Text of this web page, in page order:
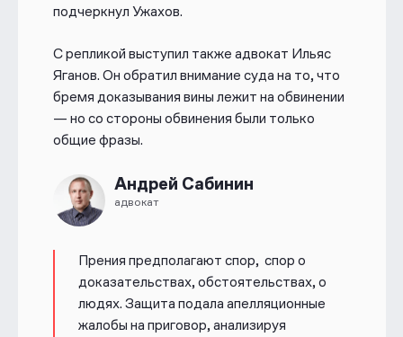
подчеркнул Ужахов.
С репликой выступил также адвокат Ильяс
Яганов. Он обратил внимание суда на то, что
бремя доказывания вины лежит на обвинении
— но со стороны обвинения были только
общие фразы.
Андрей Сабинин
адвокат
Прения предполагают спор, спор о
доказательствах, обстоятельствах, о
людях. Защита подала апелляционные
жалобы на приговор, анализируя